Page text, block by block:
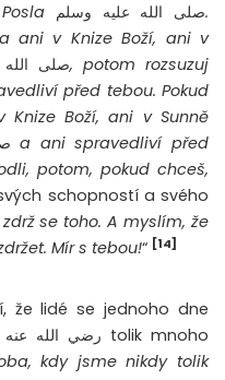
صلى الله عليه وسلم.
ani v Knize Boží, ani v
صلى, potom rozsuzuj
před tebou. Pokud
Boží, ani v Sunně
a ani spravedliví před
potom, pokud chceš,
schopností a svého
se toho. A myslím, že
Mír s tebou!“ [14]
že lidé se jednoho dne
kdy jsme nikdy tolik